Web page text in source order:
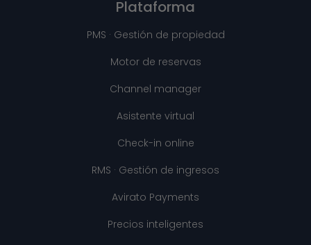
Plataforma
PMS · Gestión de propiedad
Motor de reservas
Channel manager
Asistente virtual
Check-in online
RMS · Gestión de ingresos
Avirato Payments
Precios inteligentes